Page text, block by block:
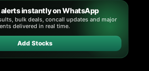
instantly on WhatsApp
bulk deals, concall updates and major
delivered in real time.
Add Stocks